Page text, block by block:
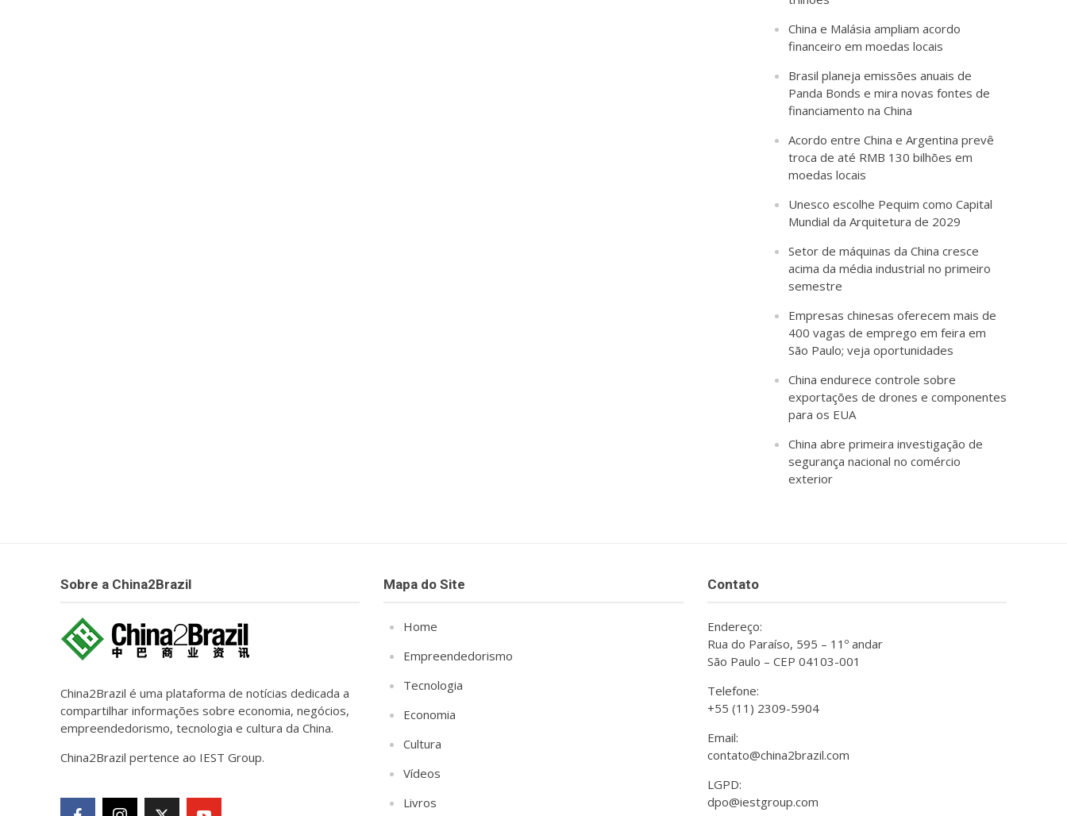
China e Malásia ampliam acordo
financeiro em moedas locais
Brasil planeja emissões anuais de
Panda Bonds e mira novas fontes de
financiamento na China
Acordo entre China e Argentina prevê
troca de até RMB 130 bilhões em
moedas locais
Unesco escolhe Pequim como Capital
Mundial da Arquitetura de 2029
Setor de máquinas da China cresce
acima da média industrial no primeiro
semestre
Empresas chinesas oferecem mais de
400 vagas de emprego em feira em
São Paulo; veja oportunidades
China endurece controle sobre
exportações de drones e componentes
para os EUA
China abre primeira investigação de
segurança nacional no comércio
exterior
Sobre a China2Brazil
China2Brazil é uma plataforma de notícias dedicada a
compartilhar informações sobre economia, negócios,
empreendedorismo, tecnologia e cultura da China.
China2Brazil pertence ao IEST Group.
Mapa do Site
Home
Empreendedorismo
Tecnologia
Economia
Cultura
Vídeos
Livros
Contato
Endereço:
Rua do Paraíso, 595 – 11º andar
São Paulo – CEP 04103-001
Telefone:
+55 (11) 2309-5904
Email:
contato@china2brazil.com
LGPD:
dpo@iestgroup.com